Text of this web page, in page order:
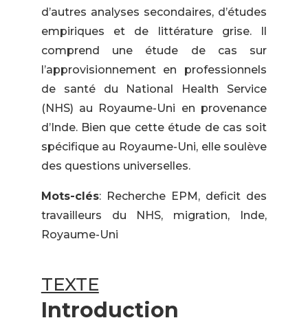
d’autres analyses secondaires, d’études
empiriques et de littérature grise. Il
comprend une étude de cas sur
l’approvisionnement en professionnels
de santé du National Health Service
(NHS) au Royaume-Uni en provenance
d’Inde. Bien que cette étude de cas soit
spécifique au Royaume-Uni, elle soulève
des questions universelles.
Mots-clés: Recherche EPM, deficit des
travailleurs du NHS, migration, Inde,
Royaume-Uni
TEXTE
Introduction